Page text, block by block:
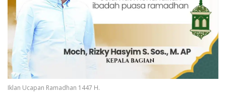
Iklan Ucapan Ramadhan 1447 H.